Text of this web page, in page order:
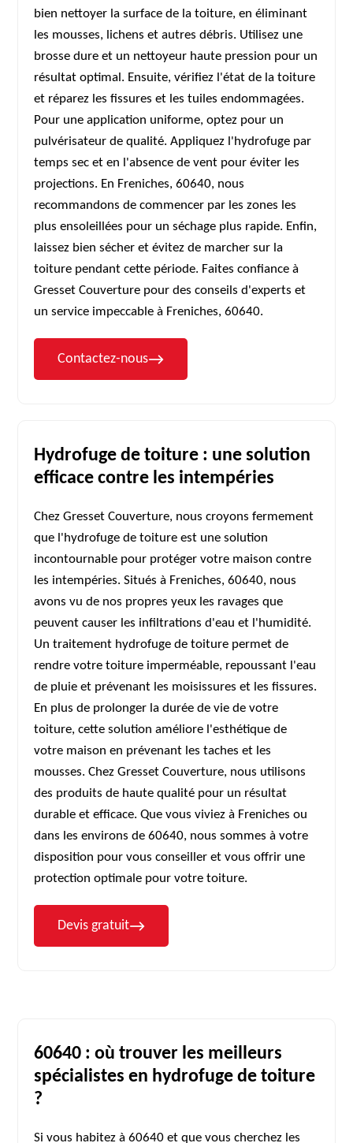
bien nettoyer la surface de la toiture, en éliminant
les mousses, lichens et autres débris. Utilisez une
brosse dure et un nettoyeur haute pression pour un
résultat optimal. Ensuite, vérifiez l'état de la toiture
et réparez les fissures et les tuiles endommagées.
Pour une application uniforme, optez pour un
pulvérisateur de qualité. Appliquez l'hydrofuge par
temps sec et en l'absence de vent pour éviter les
projections. En Freniches, 60640, nous
recommandons de commencer par les zones les
plus ensoleillées pour un séchage plus rapide. Enfin,
laissez bien sécher et évitez de marcher sur la
toiture pendant cette période. Faites confiance à
Gresset Couverture pour des conseils d'experts et
un service impeccable à Freniches, 60640.
Contactez-nous
Hydrofuge de toiture : une solution
efficace contre les intempéries
Chez Gresset Couverture, nous croyons fermement
que l'hydrofuge de toiture est une solution
incontournable pour protéger votre maison contre
les intempéries. Situés à Freniches, 60640, nous
avons vu de nos propres yeux les ravages que
peuvent causer les infiltrations d'eau et l'humidité.
Un traitement hydrofuge de toiture permet de
rendre votre toiture imperméable, repoussant l'eau
de pluie et prévenant les moisissures et les fissures.
En plus de prolonger la durée de vie de votre
toiture, cette solution améliore l'esthétique de
votre maison en prévenant les taches et les
mousses. Chez Gresset Couverture, nous utilisons
des produits de haute qualité pour un résultat
durable et efficace. Que vous viviez à Freniches ou
dans les environs de 60640, nous sommes à votre
disposition pour vous conseiller et vous offrir une
protection optimale pour votre toiture.
Devis gratuit
60640 : où trouver les meilleurs
spécialistes en hydrofuge de toiture
?
Si vous habitez à 60640 et que vous cherchez les